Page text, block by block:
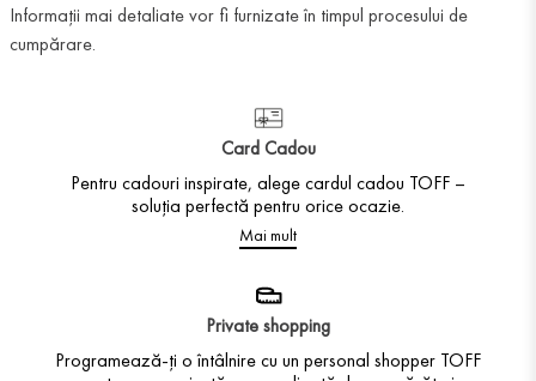
Informații mai detaliate vor fi furnizate în timpul procesului de
cumpărare.
Card Cadou
Pentru cadouri inspirate, alege cardul cadou TOFF –
soluția perfectă pentru orice ocazie.
Mai mult
Private shopping
Programează-ți o întâlnire cu un personal shopper TOFF